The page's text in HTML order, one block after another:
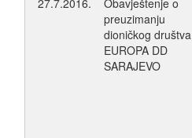
27.7.2016.
Obavještenje o
preuzimanju
dioničkog društva
EUROPA DD
SARAJEVO